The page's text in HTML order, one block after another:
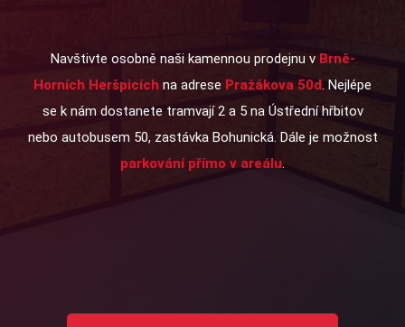
Navštivte osobně naši kamennou prodejnu v Brně-
Horních Heršpicích na adrese Pražákova 50d . Nejlépe
se k nám dostanete tramvají 2 a 5 na Ústřední hřbitov
nebo autobusem 50, zastávka Bohunická. Dále je možnost
parkování přímo v areálu